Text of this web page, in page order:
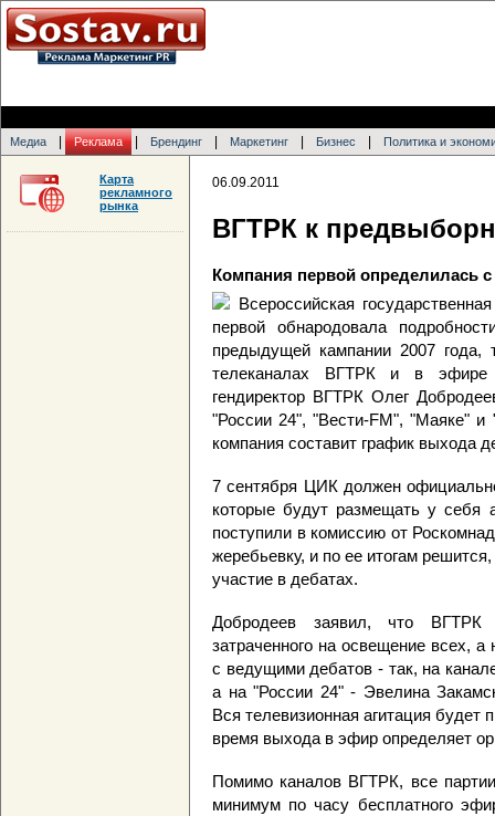
Медиа Реклама Брендинг Маркетинг Бизнес Политика и
06.09.2011
ВГТРК к
Компания первой определилась
Всероссийская
первой обнародовала
предыдущей кампании 2007
телеканалах ВГТРК и в эфире
гендиректор ВГТРК Олег
"России 24", "Вести-FM", "Маяке" и
компания составит график выхода
7 сентября ЦИК должен
которые будут размещать у себя
поступили в комиссию от
жеребьевку, и по ее итогам
участие в дебатах.
Добродеев заявил, что ВГТРК
затраченного на освещение всех,
с ведущими дебатов - так, на
а на "России 24" - Эвелина
Вся телевизионная агитация
время выхода в эфир определяет
Помимо каналов ВГТРК, все
минимум по часу бесплатного
Карта
рекламного
рынка